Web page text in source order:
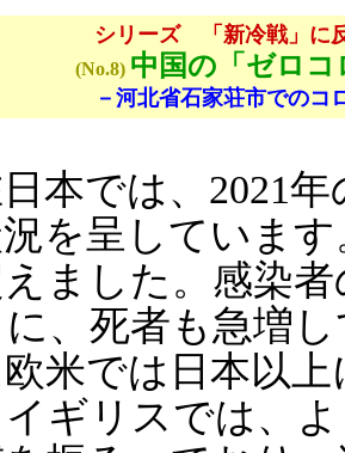
シリーズ 「新冷戦」に
(No.8) 中国の「ゼロ
－河北省石家荘市でのコ
本では、2021
を呈していま
えました。感染
、死者も急増
米では日本以上
イギリスでは、